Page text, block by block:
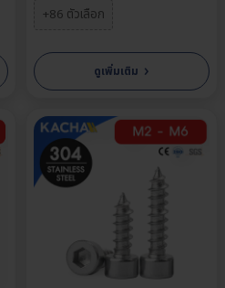
+86 ตัวเลือก
ดูเพิ่มเติม ›